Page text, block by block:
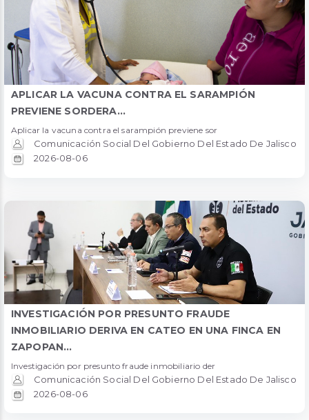
APLICAR LA VACUNA CONTRA EL SARAMPIÓN
PREVIENE SORDERA...
Aplicar la vacuna contra el sarampión previene sor
Comunicación Social Del Gobierno Del Estado De Jalisco
2026-08-06
INVESTIGACIÓN POR PRESUNTO FRAUDE
INMOBILIARIO DERIVA EN CATEO EN UNA FINCA EN
ZAPOPAN...
Investigación por presunto fraude inmobiliario der
Comunicación Social Del Gobierno Del Estado De Jalisco
2026-08-06